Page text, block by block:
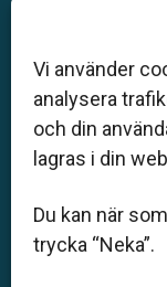
Vi använder
analysera
och din
lagras i din
Du kan när
trycka “Neka”.
är